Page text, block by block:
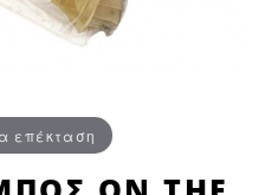
επέκταση